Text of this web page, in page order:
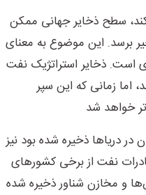
سطح ذخایر جهانی ممکن
برسد. این موضوع به معنای
است. ذخایر استراتژیک نفت
اما زمانی که این سپر
خواهد شد
دریاها ذخیره شده بود نیز
نفت از برخی کشورهای
و مخازن شناور ذخیره شده